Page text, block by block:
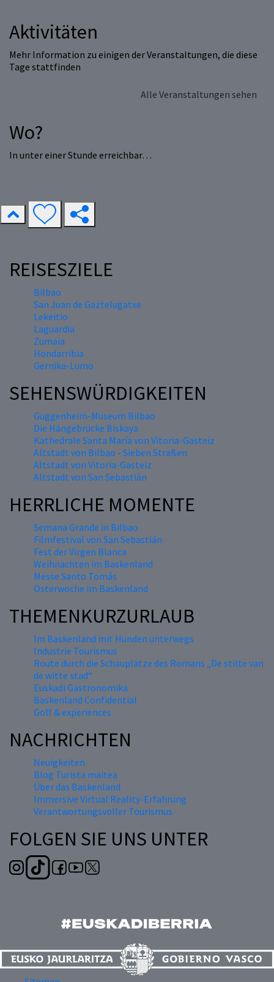
Aktivitäten
Mehr Information zu einigen der Veranstaltungen, die diese
Tage stattfinden
Alle Veranstaltungen sehen
Wo?
In unter einer Stunde erreichbar…
REISESZIELE
Bilbao
San Juan de Gaztelugatxe
Lekeitio
Laguardia
Zumaia
Hondarribia
Gernika-Lumo
SEHENSWÜRDIGKEITEN
Guggenheim-Museum Bilbao
Die Hängebrücke Biskaya
Kathedrale Santa María von Vitoria-Gasteiz
Altstadt von Bilbao - Sieben Straßen
Altstadt von Vitoria-Gasteiz
Altstadt von San Sebastián
HERRLICHE MOMENTE
Semana Grande in Bilbao
Filmfestival von San Sebastián
Fest der Virgen Blanca
Weihnachten im Baskenland
Messe Santo Tomás
Osterwoche im Baskenland
THEMENKURZURLAUB
Im Baskenland mit Hunden unterwegs
Industrie Tourismus
Route durch die Schauplätze des Romans „De stilte van
de witte stad“
Euskadi Gastronomika
Baskenland Confidential
Golf & experiences
NACHRICHTEN
Neuigkeiten
Blog Turista maitea
Über das Baskenland
Immersive Virtual Reality-Erfahrung
Verantwortungsvoller Tourismus
FOLGEN SIE UNS UNTER